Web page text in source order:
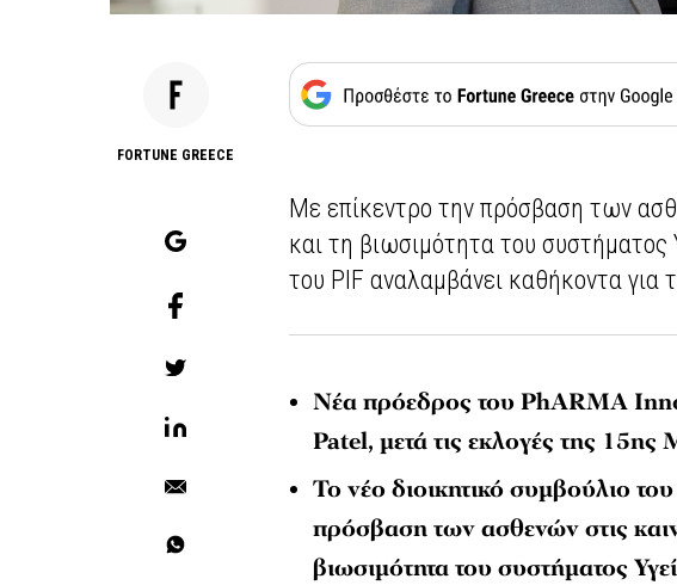
FORTUNE GREECE
Με επίκεντρο την πρόσβαση των
και τη βιωσιμότητα του συστήματος
του PIF αναλαμβάνει καθήκοντα για
Νέα πρόεδρος του PhARMA
Patel, μετά τις εκλογές της 15ης
Το νέο διοικητικό συμβούλιο
πρόσβαση των ασθενών στις
βιωσιμότητα του συστήματος